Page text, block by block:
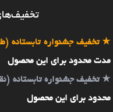
★تخفیف جشنواره تابستانه (طلای 18
مدت محدود برای این محصول
★تخفیف جشنواره تابستانه (نقره
محدود برای این محصول